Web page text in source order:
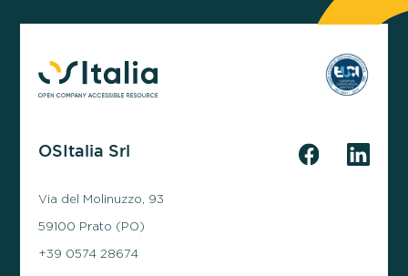
OSItalia Srl
Via del Molinuzzo, 93
59100 Prato (PO)
+39 0574 28674